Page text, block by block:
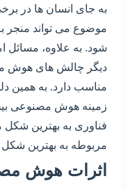
به جای انسان ها در
موضوع می تواند منجر
شود. به علاوه، مسائل
دیگر چالش های هوش
مناسب دارد. به همین
زمینه هوش مصنوعی
فناوری به بهترین
مربوطه به بهترین
اثرات هوش